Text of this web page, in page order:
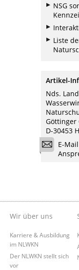
NSG
Liste
Artikel-
Nds.
Göttinger
D-30453
E-
Wir über uns
Karriere & Ausbildung
im NLWKN
Der NLWKN stellt sich
vor